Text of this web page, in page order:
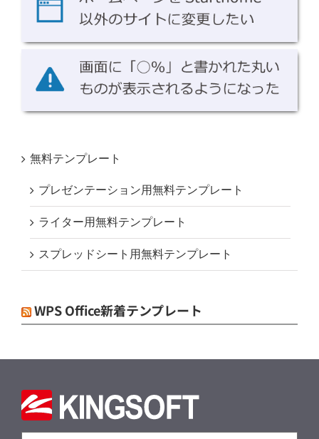
無料テンプレート
プレゼンテーション用無料テンプレート
ライター用無料テンプレート
スプレッドシート用無料テンプレート
WPS Office新着テンプレート